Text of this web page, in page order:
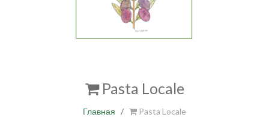
Pasta Locale
Главная / Pasta Locale